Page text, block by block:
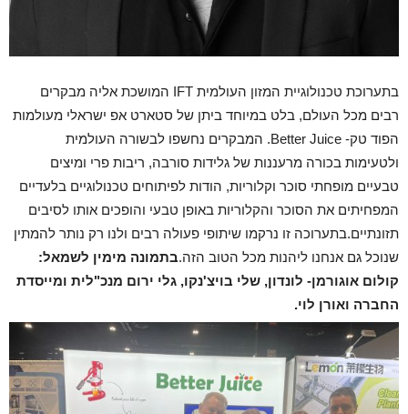
בתערוכת טכנולוגיית המזון העולמית IFT המושכת אליה מבקרים
רבים מכל העולם, בלט במיוחד ביתן של סטארט אפ ישראלי מעולמות
הפוד טק- Better Juice. המבקרים נחשפו לבשורה העולמית
ולטעימות בכורה מרעננות של גלידות סורבה, ריבות פרי ומיצים
טבעיים מופחתי סוכר וקלוריות, הודות לפיתוחים טכנולוגיים בלעדיים
המפחיתים את הסוכר והקלוריות באופן טבעי והופכים אותו לסיבים
תזונתיים.בתערוכה זו נרקמו שיתופי פעולה רבים ולנו רק נותר להמתין
שנוכל גם אנחנו ליהנות מכל הטוב הזה.בתמונה מימין לשמאל:
קולום אוגורמן- לונדון, שלי בויצ'נקו, גלי ירום מנכ"לית ומייסדת
החברה ואורן לוי.